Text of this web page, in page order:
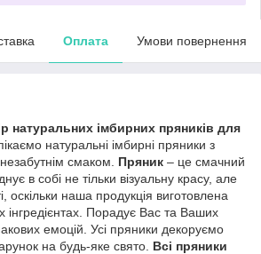
Оплата Умови повернення
натуральних імбирних пряників для
натуральні імбирні пряники з
смаком. Пряник – це смачний
в собі не тільки візуальну красу, але
оскільки наша продукція виготовлена
інгредієнтах. Порадує Вас та Ваших
емоцій. Усі пряники декоруємо
на будь-яке свято. Всі пряники